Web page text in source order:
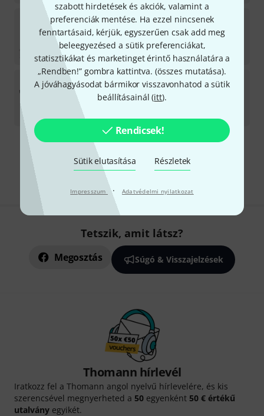
szabott hirdetések és akciók, valamint a
preferenciák mentése. Ha ezzel nincsenek
fenntartásaid, kérjük, egyszerűen csak add meg
beleegyezésed a sütik preferenciákat,
statisztikákat és marketinget érintő használatára a
„Rendben!” gombra kattintva. (összes mutatása).
A jóváhagyásodat bármikor visszavonhatod a sütik
beállításainál (itt).
Rendicsek!
Sütik elutasítása Részletek
Impresszum · Adatvédelmi nyilatkozat
HerculesDJ Control Inpulse T7 P Bundle
Azonnal szállítható
333 543
Hercules DJ Control Starlight B-Stock
Azonnal szállítható
25 790
Díjmentes szállítás 79 000 Ft fölött
Minden ár tartalmazza az ÁFÁ-t
Tetszik, amit látsz?
Megosztás Súgó & Visszajelzések
Thomann hírlevél
Iratkozz fel a Thomann angol nyelvű hírlevelére, és kis
szerencsével megnyerheted a 50 egyenként 50 € értékű
utalvány egyikét.